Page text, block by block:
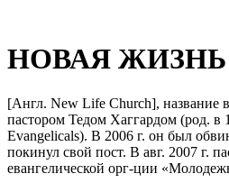
НОВАЯ ЖИЗНЬ
[Англ. New Life Church], название
пастором Тедом Хаггардом (род.
Evangelicals). В 2006 г. он был
покинул свой пост. В авг. 2007 г.
евангелической орг-ции